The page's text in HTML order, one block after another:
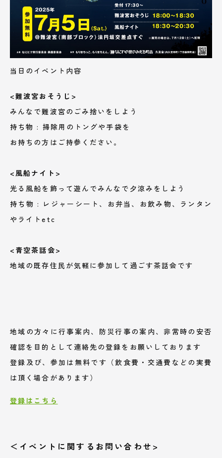
当日のイベント内容
<難波宮おそうじ>
みんなで難波宮のごみ捨いをしよう
持ち物 : 掃除用のトングや手袋を
お持ちの方はご持参ください。
<風船ナイト>
光る風船を飾って遊んでみんなで夕涼みをしよう
持ち物 : レジャーシート、お弁当、お飲み物、ランタン
やライトetc
<青空茶話会>
地域の既存住民が気軽に参加して過ごす茶話会です
地域の方々に行事案内、防災行事の案内、非常時の安否
確認を目的として連絡先の登録をお願いしております
登録及び、参加は無料です（飲食費・交通費などの実費
は頂く場合があります）
登録はこちら
＜イベントに関するお問い合わせ>